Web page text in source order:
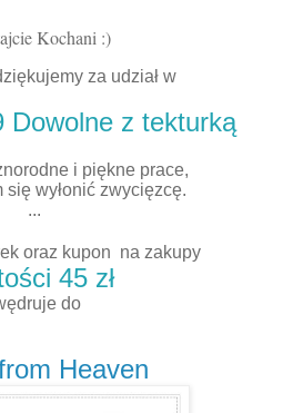
Kochani :)
za udział w
Dowolne z tekturką
i piękne prace,
się wyłonić zwycięzcę.
...
oraz kupon na zakupy
45 zł
do
Heaven